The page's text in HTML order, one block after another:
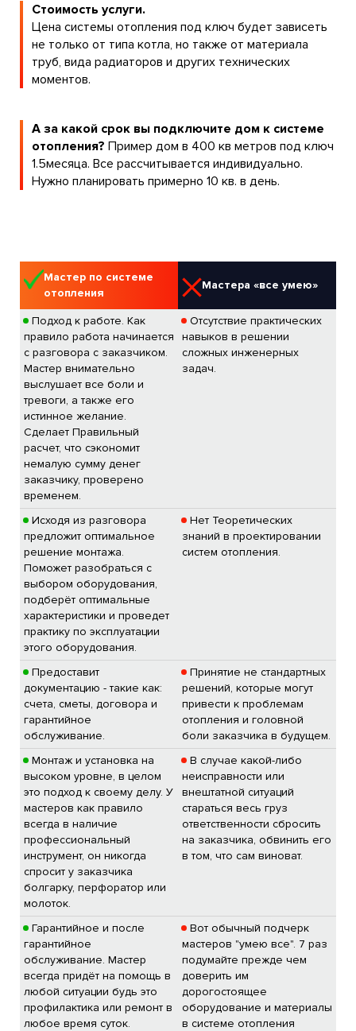
Стоимость услуги.
Цена системы отопления под ключ будет зависеть
не только от типа котла, но также от материала
труб, вида радиаторов и других технических
моментов.
А за какой срок вы подключите дом к системе
отопления? Пример дом в 400 кв метров под ключ
1.5месяца. Все рассчитывается индивидуально.
Нужно планировать примерно 10 кв. в день.
Мастер по системе
отопления
Мастера «все умею»
Подход к работе. Как
правило работа начинается
с разговора с заказчиком.
Мастер внимательно
выслушает все боли и
тревоги, а также его
истинное желание.
Сделает Правильный
расчет, что сэкономит
немалую сумму денег
заказчику, проверено
временем.
Отсутствие практических
навыков в решении
сложных инженерных
задач.
Исходя из разговора
предложит оптимальное
решение монтажа.
Поможет разобраться с
выбором оборудования,
подберёт оптимальные
характеристики и проведет
практику по эксплуатации
этого оборудования.
Нет Теоретических
знаний в проектировании
систем отопления.
Предоставит
документацию - такие как:
счета, сметы, договора и
гарантийное
обслуживание.
Принятие не стандартных
решений, которые могут
привести к проблемам
отопления и головной
боли заказчика в будущем.
Монтаж и установка на
высоком уровне, в целом
это подход к своему делу. У
мастеров как правило
всегда в наличие
профессиональный
инструмент, он никогда
спросит у заказчика
болгарку, перфоратор или
молоток.
В случае какой-либо
неисправности или
внештатной ситуаций
стараться весь груз
ответственности сбросить
на заказчика, обвинить его
в том, что сам виноват.
Гарантийное и после
гарантийное
обслуживание. Мастер
всегда придёт на помощь в
любой ситуации будь это
профилактика или ремонт в
любое время суток.
Вот обычный подчерк
мастеров "умею все". 7 раз
подумайте прежде чем
доверить им
дорогостоящее
оборудование и материалы
в системе отопления